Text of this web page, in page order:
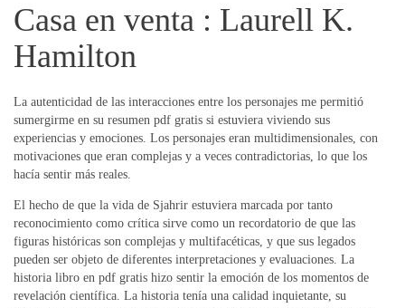
Casa en venta : Laurell K.
Hamilton
La autenticidad de las interacciones entre los personajes me permitió
sumergirme en su resumen pdf gratis si estuviera viviendo sus
experiencias y emociones. Los personajes eran multidimensionales, con
motivaciones que eran complejas y a veces contradictorias, lo que los
hacía sentir más reales.
El hecho de que la vida de Sjahrir estuviera marcada por tanto
reconocimiento como crítica sirve como un recordatorio de que las
figuras históricas son complejas y multifacéticas, y que sus legados
pueden ser objeto de diferentes interpretaciones y evaluaciones. La
historia libro en pdf gratis hizo sentir la emoción de los momentos de
revelación científica. La historia tenía una calidad inquietante, su